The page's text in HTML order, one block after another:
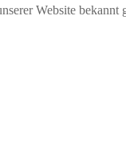
Website bekannt